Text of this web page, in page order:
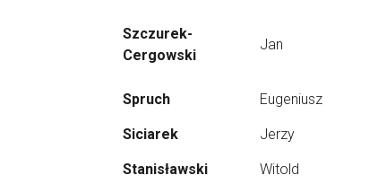
Szczurek-
Cergowski
Jan
Spruch Eugeniusz
Siciarek Jerzy
Stanisławski Witold